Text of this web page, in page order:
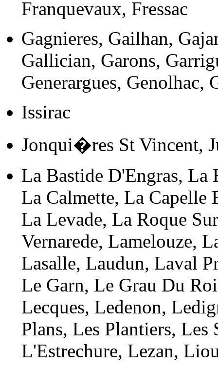
Franquevaux, Fressac
Gagnieres, Gailhan,
Gallician, Garons,
Generargues, Genolhac,
Issirac
Jonqui�res St Vincent,
La Bastide D'Engras, La
La Calmette, La Capelle
La Levade, La Roque
Vernarede, Lamelouze,
Lasalle, Laudun, Laval
Le Garn, Le Grau Du
Lecques, Ledenon,
Plans, Les Plantiers,
L'Estrechure, Lezan,